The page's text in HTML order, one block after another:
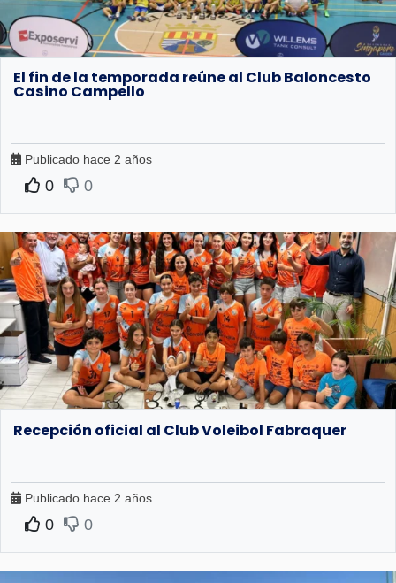
El fin de la temporada reúne al Club Baloncesto
Casino Campello
Publicado hace 2 años
0 0
Recepción oficial al Club Voleibol Fabraquer
Publicado hace 2 años
0 0